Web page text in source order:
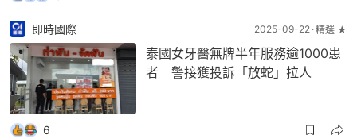
即時國際 2025-09-22 精選 ★
泰國女牙醫無牌半年服務逾1000患
者 警接獲投訴「放蛇」拉人
6